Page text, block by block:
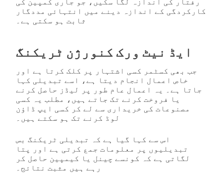
کارکردگی کے اندازہ دینے میں انتہائی مددگار
ثابت ہو سکتی ہے۔
ایڈ نیٹ ورک کنورژن ٹریکنگ
جب بھی کسٹمر کسی اشتہار پر کلک کرتا ہے اور
خاص اعمال انجام دیتا ہے، اسے تبدیلی کہا
جاتا ہے۔ یہ اعمال عام طور پر لیڈز حاصل کرنے
یا فروخت کرنے تک جاتے ہیں، مطلب یہ کسی
مصنوعات کی خریداری سے لے کر کسی ایپ ڈاؤن
لوڈ کرنے تک ہو سکتے ہیں۔
اس سے کہا گیا ہے کہ تبديلی ٹریکنگ بس
تبديلیوں پر معلومات جمع کرتی ہے اور پتا
لگاتی ہے کہ کونسے چینل یا کیمپين حاصل کر
رہے ہیں مثبت نتائج۔